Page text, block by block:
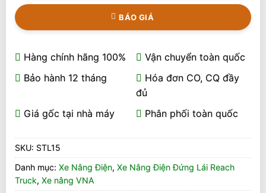
BÁO GIÁ
Hàng chính hãng 100%
Vận chuyển toàn quốc
Bảo hành 12 tháng
Hóa đơn CO, CQ đầy
đủ
Giá gốc tại nhà máy
Phân phối toàn quốc
SKU: STL15
Danh mục: Xe Nâng Điện, Xe Nâng Điện Đứng Lái Reach
Truck, Xe nâng VNA